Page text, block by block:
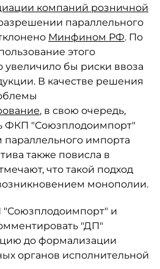
компаний розничной
параллельного
Минфином РФ. По
этого
увеличило бы риски ввоза
В качестве решения
, в свою очередь,
ФКП "Союзплодоимпорт"
импорта
также повисла в
что такой подход
монополии.
и
"ДП"
до формализации
органов исполнительной